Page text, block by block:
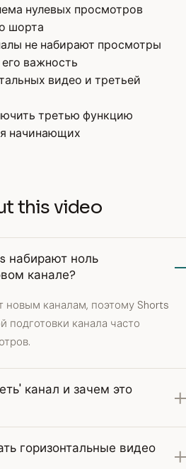
нулевых просмотров
шорта
не набирают просмотры
важность
видео и третьей
третью функцию
начинающих
this video
набирают ноль
канале?
новым каналам, поэтому Shorts
подготовки канала часто
канал и зачем это
горизонтальные видео